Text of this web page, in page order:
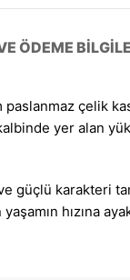
ÖDEME
çelik
yer alan
güçlü karakteri
hızına